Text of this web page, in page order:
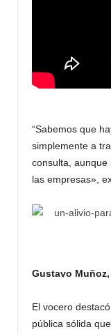
“Sabemos que
simplemente a
consulta, aunque
las empresas»,
Gustavo
El vocero
pública sólida